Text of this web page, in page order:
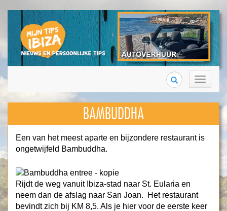
Toggle
navigation
Search
BAMBUDDHA
Een van het meest aparte en bijzondere restaurant is
ongetwijfeld Bambuddha.
Rijdt de weg vanuit Ibiza-stad naar St. Eularia en
neem dan de afslag naar San Joan. Het restaurant
bevindt zich bij KM 8,5. Als je hier voor de eerste keer